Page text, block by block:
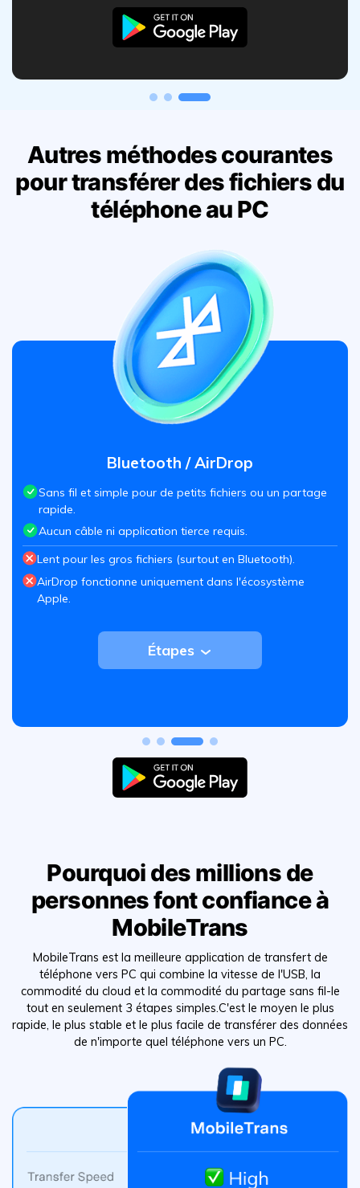
Autres méthodes courantes
pour transférer des fichiers du
téléphone au PC
Bluetooth / AirDrop
Sans fil et simple pour de petits fichiers ou un partage
rapide.
Aucun câble ni application tierce requis.
Lent pour les gros fichiers (surtout en Bluetooth).
AirDrop fonctionne uniquement dans l'écosystème
Apple.
Étapes
Pourquoi des millions de
personnes font confiance à
MobileTrans
MobileTrans est la meilleure application de transfert de
téléphone vers PC qui combine la vitesse de l'USB, la
commodité du cloud et la commodité du partage sans fil-le
tout en seulement 3 étapes simples.C'est le moyen le plus
rapide, le plus stable et le plus facile de transférer des données
de n'importe quel téléphone vers un PC.